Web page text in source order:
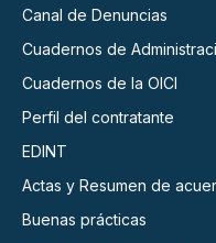
Canal de Denuncias
Cuadernos de
Cuadernos de la OICI
Perfil del contratante
EDINT
Actas y Resumen de
Buenas prácticas